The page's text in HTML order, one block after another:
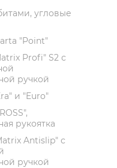
угловые
"Point"
Profi" S2 с
ручкой
и "Euro"
рукоятка
Antislip" с
ручкой